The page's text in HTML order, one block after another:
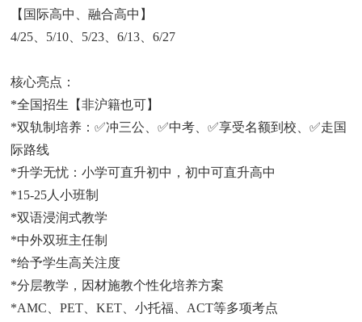
【国际高中、融合高中】
4/25、5/10、5/23、6/13、6/27
核心亮点：
*全国招生【非沪籍也可】
*双轨制培养：✅冲三公、✅中考、✅享受名额到校、✅走国
际路线
*升学无忧：小学可直升初中，初中可直升高中
*15-25人小班制
*双语浸润式教学
*中外双班主任制
*给予学生高关注度
*分层教学，因材施教个性化培养方案
*AMC、PET、KET、小托福、ACT等多项考点